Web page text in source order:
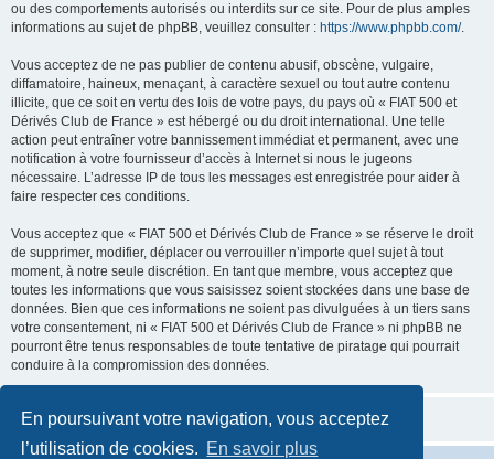
En poursuivant votre navigation, vous acceptez
l’utilisation de cookies. En savoir plus
ou des comportements autorisés ou interdits sur ce site. Pour de plus amples
informations au sujet de phpBB, veuillez consulter : https://www.phpbb.com/.
Vous acceptez de ne pas publier de contenu abusif, obscène, vulgaire,
diffamatoire, haineux, menaçant, à caractère sexuel ou tout autre contenu
illicite, que ce soit en vertu des lois de votre pays, du pays où « FIAT 500 et
Dérivés Club de France » est hébergé ou du droit international. Une telle
action peut entraîner votre bannissement immédiat et permanent, avec une
notification à votre fournisseur d’accès à Internet si nous le jugeons
nécessaire. L’adresse IP de tous les messages est enregistrée pour aider à
faire respecter ces conditions.
Vous acceptez que « FIAT 500 et Dérivés Club de France » se réserve le droit
de supprimer, modifier, déplacer ou verrouiller n’importe quel sujet à tout
moment, à notre seule discrétion. En tant que membre, vous acceptez que
toutes les informations que vous saisissez soient stockées dans une base de
données. Bien que ces informations ne soient pas divulguées à un tiers sans
votre consentement, ni « FIAT 500 et Dérivés Club de France » ni phpBB ne
pourront être tenus responsables de toute tentative de piratage qui pourrait
conduire à la compromission des données.